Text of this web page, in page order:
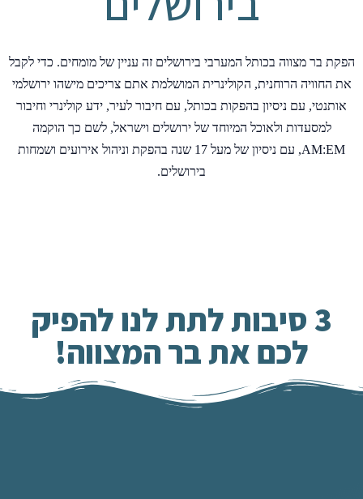
הפקת בר מצווה בכותל המערבי בירושלים זה עניין של מומחים. כדי לקבל
את החוויה הרוחנית, הקולינרית המושלמת אתם צריכים מישהו ירושלמי
אותנטי, עם ניסיון בהפקות בכותל, עם חיבור לעיר, ידע קולינרי וחיבור
למסעדות ולאוכל המיוחד של ירושלים וישראל, לשם כך הוקמה
AM:EM, עם ניסיון של מעל 17 שנה בהפקת וניהול אירועים ושמחות
בירושלים.
3 סיבות לתת לנו להפיק
לכם את בר המצווה!